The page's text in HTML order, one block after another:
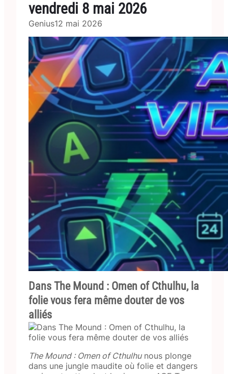
vendredi 8 mai 2026
Genius12 mai 2026
Dans The Mound : Omen of Cthulhu, la
folie vous fera même douter de vos
alliés
The Mound : Omen of Cthulhunous plonge
dans une jungle maudite où folie et dangers